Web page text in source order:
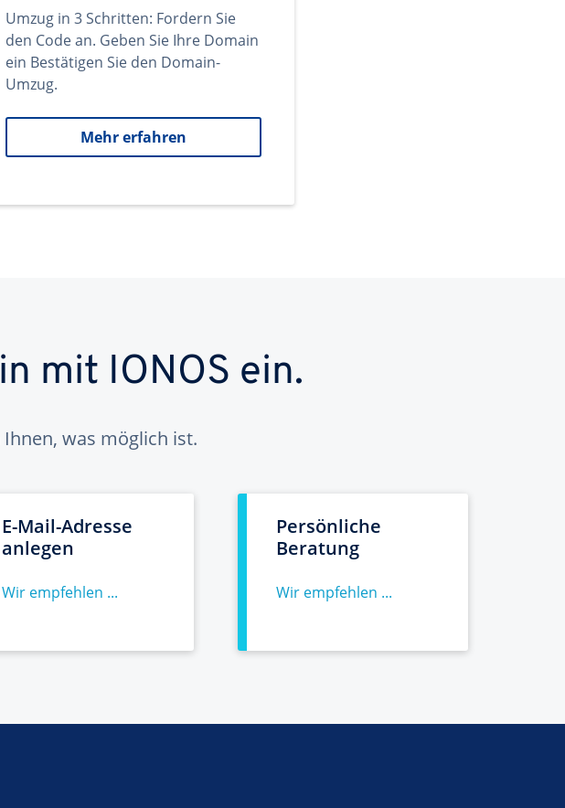
Umzug in 3 Schritten: Fordern Sie
den Code an. Geben Sie Ihre Domain
ein Bestätigen Sie den Domain-
Umzug.
Mehr erfahren
mit IONOS ein.
Ihnen, was möglich ist.
E-Mail-Adresse
anlegen
Wir empfehlen ...
Persönliche
Beratung
Wir empfehlen ...